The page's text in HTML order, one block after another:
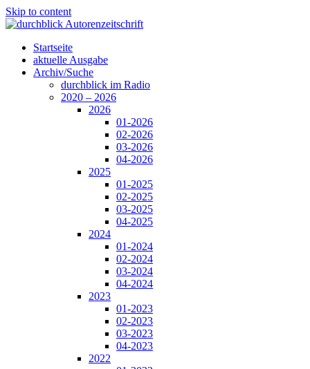
Skip to content
Startseite
aktuelle Ausgabe
Archiv/Suche
durchblick im Radio
2020 – 2026
2026
01-2026
02-2026
03-2026
04-2026
2025
01-2025
02-2025
03-2025
04-2025
2024
01-2024
02-2024
03-2024
04-2024
2023
01-2023
02-2023
03-2023
04-2023
2022